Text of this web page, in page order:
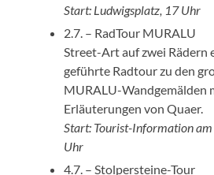
Start: Ludwigsplatz, 17 Uhr
2.7. – RadTour MURALU
Street-Art auf zwei Rädern
geführte Radtour zu den
MURALU-Wandgemälden
Erläuterungen von Quaer.
Start: Tourist-Information
Uhr
4.7. – Stolpersteine-Tour